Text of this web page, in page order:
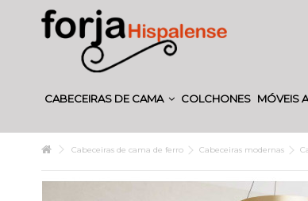
CABECEIRAS DE CAMA COLCHONES MÓVEIS
Cabeceiras de cama de ferro Cabeceiras modernas